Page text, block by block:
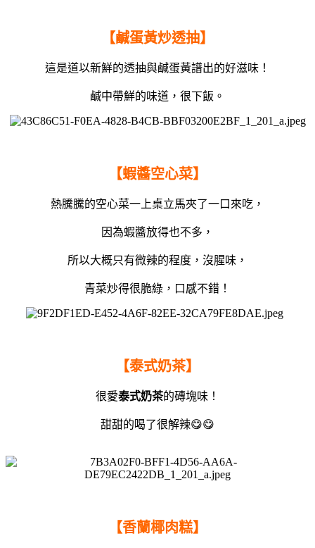
【鹹蛋黃炒透抽】
這是道以新鮮的透抽與鹹蛋黃譜出的好滋味！
鹹中帶鮮的味道，很下飯。
【蝦醬空心菜】
熱騰騰的空心菜一上桌立馬夾了一口來吃，
因為蝦醬放得也不多，
所以大概只有微辣的程度，沒腥味，
青菜炒得很脆綠，口感不錯！
【泰式奶茶】
很愛泰式奶茶的磚塊味！
甜甜的喝了很解辣😋😋
【香蘭椰肉糕】